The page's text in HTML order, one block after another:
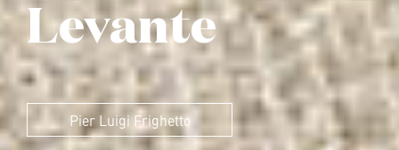
Levante
Pier Luigi Frighetto